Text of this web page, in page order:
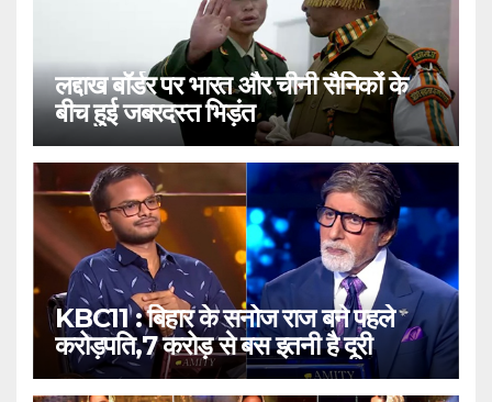
लद्दाख बॉर्डर पर भारत और चीनी सैनिकों के
बीच हुई जबरदस्त भिड़ंत
KBC11 : बिहार के सनोज राज बने पहले
करोड़पति,7 करोड़ से बस इतनी है दूरी